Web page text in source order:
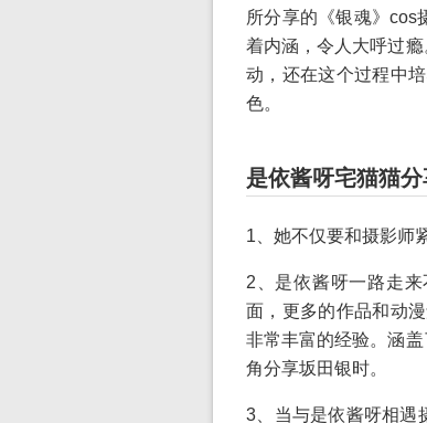
所分享的《银魂》cos
着内涵，令人大呼过
动，还在这个过程中
色。
是依酱呀宅猫猫
1、她不仅要和摄影师
2、是依酱呀一路走
面，更多的作品和动
非常丰富的经验。涵
角分享坂田银时。
3、当与是依酱呀相遇